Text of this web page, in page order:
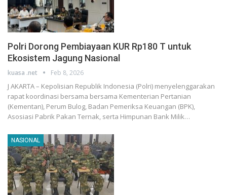
Polri Dorong Pembiayaan KUR Rp180 T untuk
Ekosistem Jagung Nasional
kuasa .net Feb 8, 2026
J AKARTA – Kepolisian Republik Indonesia (Polri) menyelenggarakan
rapat koordinasi bersama bersama Kementerian Pertanian
(Kementan), Perum Bulog, Badan Pemeriksa Keuangan (BPK),
Asosiasi Pabrik Pakan Ternak, serta Himpunan Bank Milik…
NASIONAL